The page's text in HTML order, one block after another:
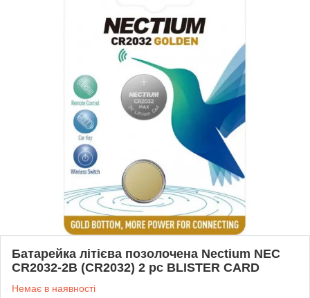
Батарейка літієва позолочена Nectium NEC
CR2032-2B (CR2032) 2 pc BLISTER CARD
Немає в наявності